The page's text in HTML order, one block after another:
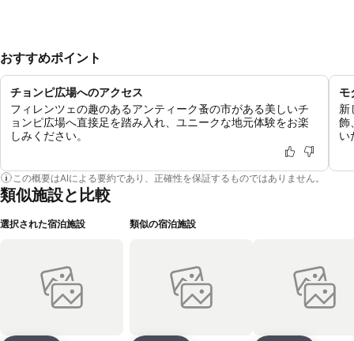
おすすめポイント
チョンピ広場へのアクセス
フィレンツェの趣のあるアンティーク蚤の市がある美しいチ
ョンピ広場へ直接足を踏み入れ、ユニークな地元体験をお楽
しみください。
モ
新
飾
い
この概要はAIによる要約であり、正確性を保証するものではありません。
類似施設と比較
選択された宿泊施設 類似の宿泊施設